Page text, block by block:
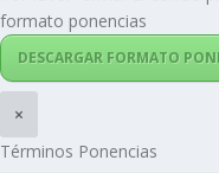
formato ponencias
DESCARGAR FORMATO
×
Términos Ponencias